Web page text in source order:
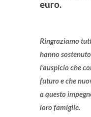
euro.
Ringraziamo
hanno
l’auspicio che
futuro e che
a questo
loro famiglie.